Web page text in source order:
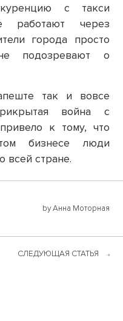
с такси
работают через
города просто
подозревают о
так и вовсе
война с
к тому, что
бизнесе люди
всей стране.
by Анна Моторная
СЛЕДУЮЩАЯ СТАТЬЯ